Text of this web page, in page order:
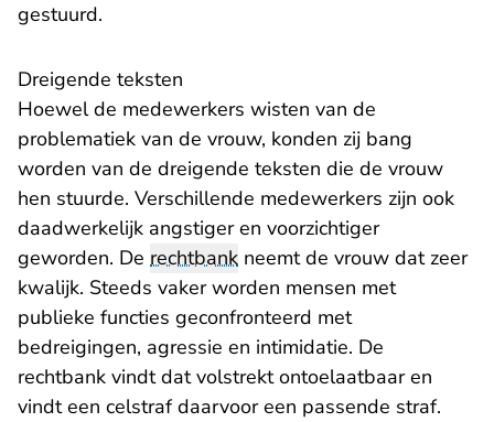
gestuurd.
Dreigende teksten
Hoewel de medewerkers wisten van de
problematiek van de vrouw, konden zij bang
worden van de dreigende teksten die de vrouw
hen stuurde. Verschillende medewerkers zijn ook
daadwerkelijk angstiger en voorzichtiger
geworden. De rechtbank neemt de vrouw dat zeer
kwalijk. Steeds vaker worden mensen met
publieke functies geconfronteerd met
bedreigingen, agressie en intimidatie. De
rechtbank vindt dat volstrekt ontoelaatbaar en
vindt een celstraf daarvoor een passende straf.